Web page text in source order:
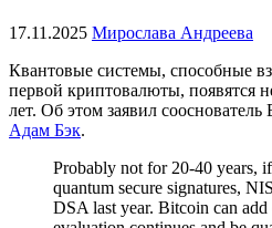
17.11.2025 Мирослава Андреева
Квантовые системы, способные
первой криптовалюты, появятся
лет. Об этом заявил
Адам Бэк.
Probably not for 20-40 years,
quantum secure signatures,
DSA last year. Bitcoin can add